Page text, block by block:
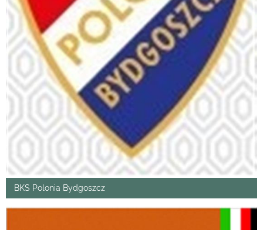
BKS Polonia Bydgoszcz